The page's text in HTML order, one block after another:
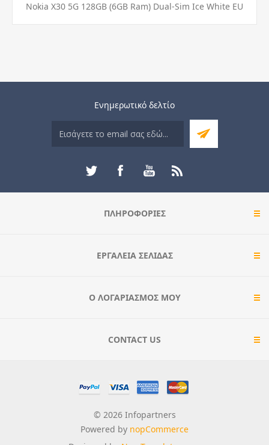
Nokia X30 5G 128GB (6GB Ram) Dual-Sim Ice White EU
Ενημερωτικό δελτίο
ΠΛΗΡΟΦΟΡΊΕΣ
ΕΡΓΑΛΕΊΑ ΣΕΛΊΔΑΣ
Ο ΛΟΓΑΡΙΑΣΜΌΣ ΜΟΥ
CONTACT US
© 2026 Infopartners
Powered by nopCommerce